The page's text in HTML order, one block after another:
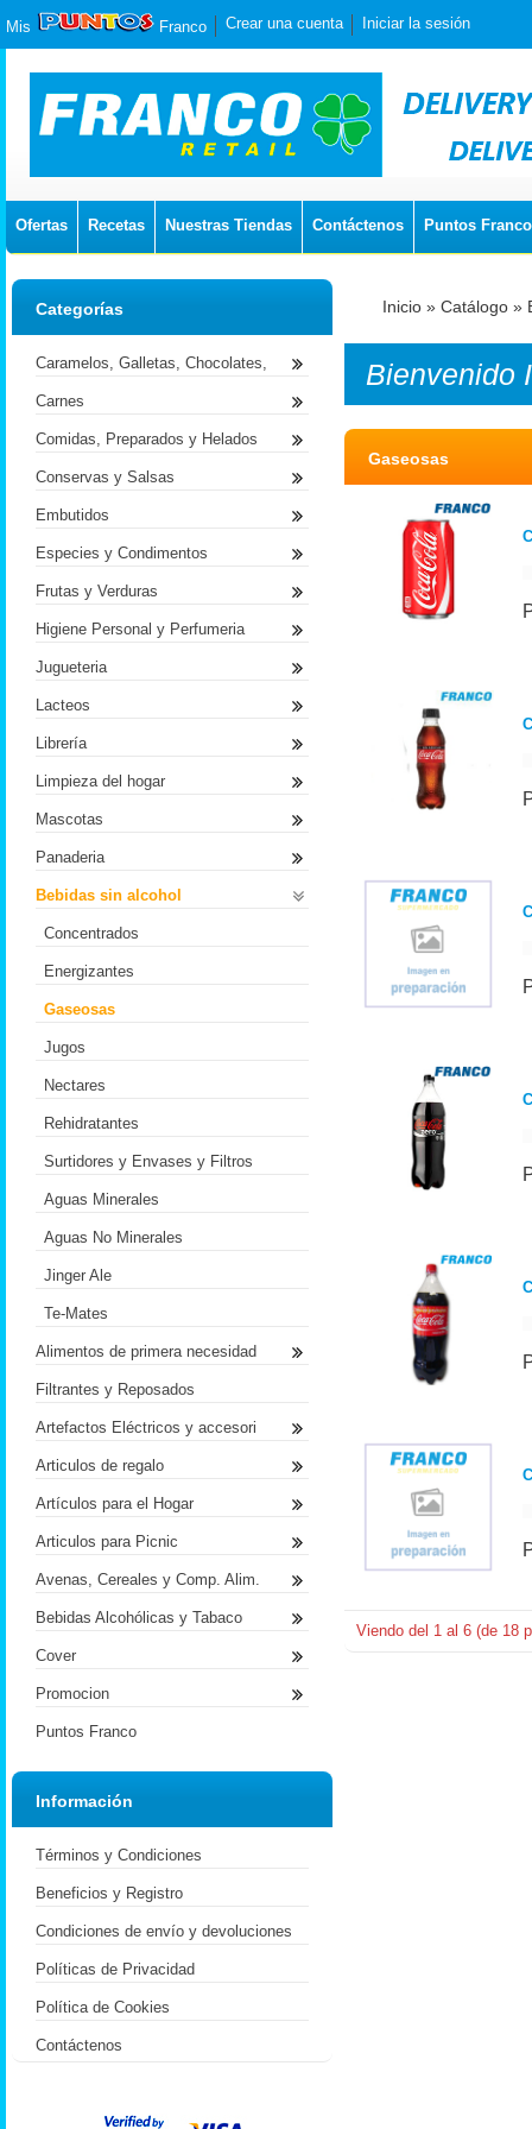
Mis Franco Crear una cuenta Iniciar la sesión
Ofertas Recetas Nuestras Tiendas Contáctenos Puntos Franco
Inicio » Catálogo »
Bienvenido
Gaseosas
Viendo del 1 al 6 (de 18
Categorías
Caramelos, Galletas, Chocolates,
Carnes
Comidas, Preparados y Helados
Conservas y Salsas
Embutidos
Especies y Condimentos
Frutas y Verduras
Higiene Personal y Perfumeria
Jugueteria
Lacteos
Librería
Limpieza del hogar
Mascotas
Panaderia
Bebidas sin alcohol
Concentrados
Energizantes
Gaseosas
Jugos
Nectares
Rehidratantes
Surtidores y Envases y Filtros
Aguas Minerales
Aguas No Minerales
Jinger Ale
Te-Mates
Alimentos de primera necesidad
Filtrantes y Reposados
Artefactos Eléctricos y accesori
Articulos de regalo
Artículos para el Hogar
Articulos para Picnic
Avenas, Cereales y Comp. Alim.
Bebidas Alcohólicas y Tabaco
Cover
Promocion
Puntos Franco
Información
Términos y Condiciones
Beneficios y Registro
Condiciones de envío y devoluciones
Políticas de Privacidad
Política de Cookies
Contáctenos